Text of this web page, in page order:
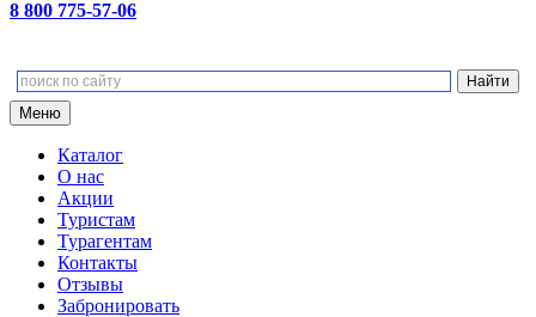
8 800 775-57-06
Меню
Каталог
О нас
Акции
Туристам
Турагентам
Контакты
Отзывы
Забронировать